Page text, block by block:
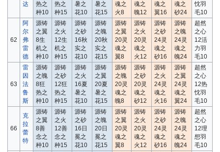
达
热之
种10
热之
种15
暑之
花10
暑之
花15
魂之
火8
魂之
魄12
魂之
翼16
魂之
砂24
忱羽
毛10
62
阿
尔
弗
雷
德
源铸
之翼
8生
机之
种10
源铸
之火
12生
机之
种15
源铸
之砂
16秋
实之
花10
源铸
之魄
20秋
实之
花15
源铸
之翼
20灵
魂之
翼8
源铸
之火
20灵
魂之
火12
源铸
之砂
24灵
魂之
砂16
源铸
之魄
24灵
魂之
魄24
超然
之心
12活
力羽
毛10
63
雷
因
法
鲁
斯
源铸
之魄
8狂
热之
种10
源铸
之砂
12狂
热之
种15
源铸
之火
16夏
暑之
花10
源铸
之翼
20夏
暑之
花15
源铸
之魄
20灵
魂之
魄8
源铸
之砂
20灵
魂之
砂12
源铸
之火
24灵
魂之
火16
源铸
之翼
24灵
魂之
翼24
超然
之心
12热
忱羽
毛10
66
克
拉
蕾
特
源铸
之翼
8善
念之
种10
源铸
之火
12善
念之
种15
源铸
之砂
16日
冕之
花10
源铸
之魄
20日
冕之
花15
源铸
之翼
20灵
魂之
翼8
源铸
之火
20灵
魂之
火12
源铸
之砂
24灵
魂之
砂16
源铸
之魄
24灵
魂之
魄24
超然
之心
12理
想羽
毛10